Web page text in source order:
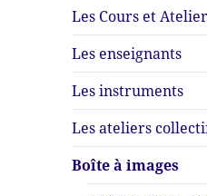
Les Cours et
Les enseignants
Les instruments
Les ateliers
Boîte à images